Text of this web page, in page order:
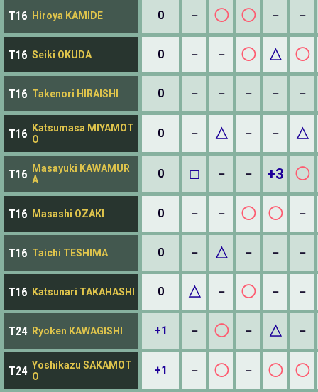
T16 Hiroya KAMIDE 0 － ◯ ◯ － －
T16 Seiki OKUDA 0 － － ◯ △ ◯
T16 Takenori HIRAISHI 0 － － － － －
T16
Katsumasa MIYAMOT
O
0 － △ － － △
T16
Masayuki KAWAMUR
A
0 □ － － +3 ◯
T16 Masashi OZAKI 0 － － ◯ ◯ －
T16 Taichi TESHIMA 0 － △ － － －
T16 Katsunari TAKAHASHI 0 △ － ◯ － －
T24 Ryoken KAWAGISHI +1 － ◯ － △ －
T24 Yoshikazu SAKAMOT
O
+1 － ◯ － ◯ ◯